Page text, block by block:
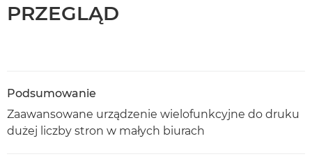
PRZEGLĄD
Podsumowanie
Zaawansowane urządzenie wielofunkcyjne do druku
dużej liczby stron w małych biurach